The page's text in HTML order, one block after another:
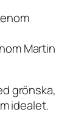
Martin
grönska,
idealet.